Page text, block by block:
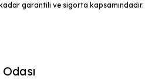
garantili ve sigorta kapsamındadır.